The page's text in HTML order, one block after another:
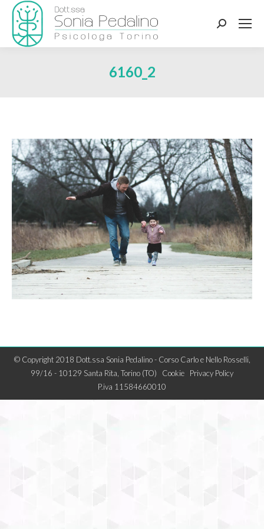
Search:
6160_2
© Copyright 2018 Dott.ssa Sonia Pedalino - Corso Carlo e Nello Rosselli,
99/16 - 10129 Santa Rita, Torino (TO) Cookie
Privacy Policy
P.iva 11584660010